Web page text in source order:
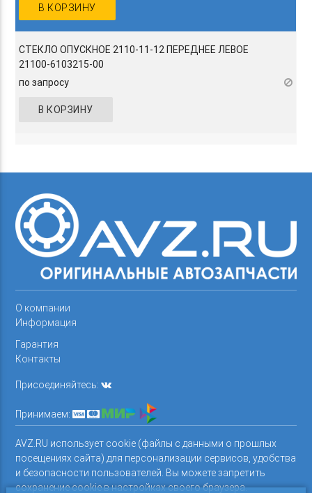
В КОРЗИНУ
СТЕКЛО ОПУСКНОЕ 2110-11-12 ПЕРЕДНЕЕ ЛЕВОЕ
21100-6103215-00
по запросу
В КОРЗИНУ
О компании
Информация
Гарантия
Контакты
Присоединяйтесь:
Принимаем:
AVZ.RU использует cookie (файлы с данными о прошлых
посещениях сайта) для персонализации сервисов, удобства
и безопасности пользователей. Вы можете запретить
сохранение cookie в настройках своего браузера.